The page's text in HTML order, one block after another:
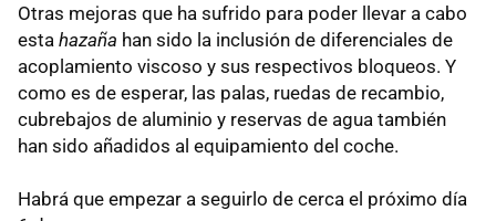
Otras mejoras que ha sufrido para poder llevar a cabo
esta hazaña han sido la inclusión de diferenciales de
acoplamiento viscoso y sus respectivos bloqueos. Y
como es de esperar, las palas, ruedas de recambio,
cubrebajos de aluminio y reservas de agua también
han sido añadidos al equipamiento del coche.
Habrá que empezar a seguirlo de cerca el próximo día